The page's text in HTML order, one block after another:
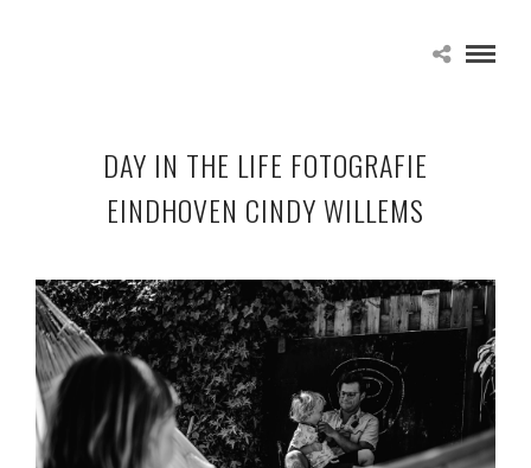
DAY IN THE LIFE FOTOGRAFIE
EINDHOVEN CINDY WILLEMS